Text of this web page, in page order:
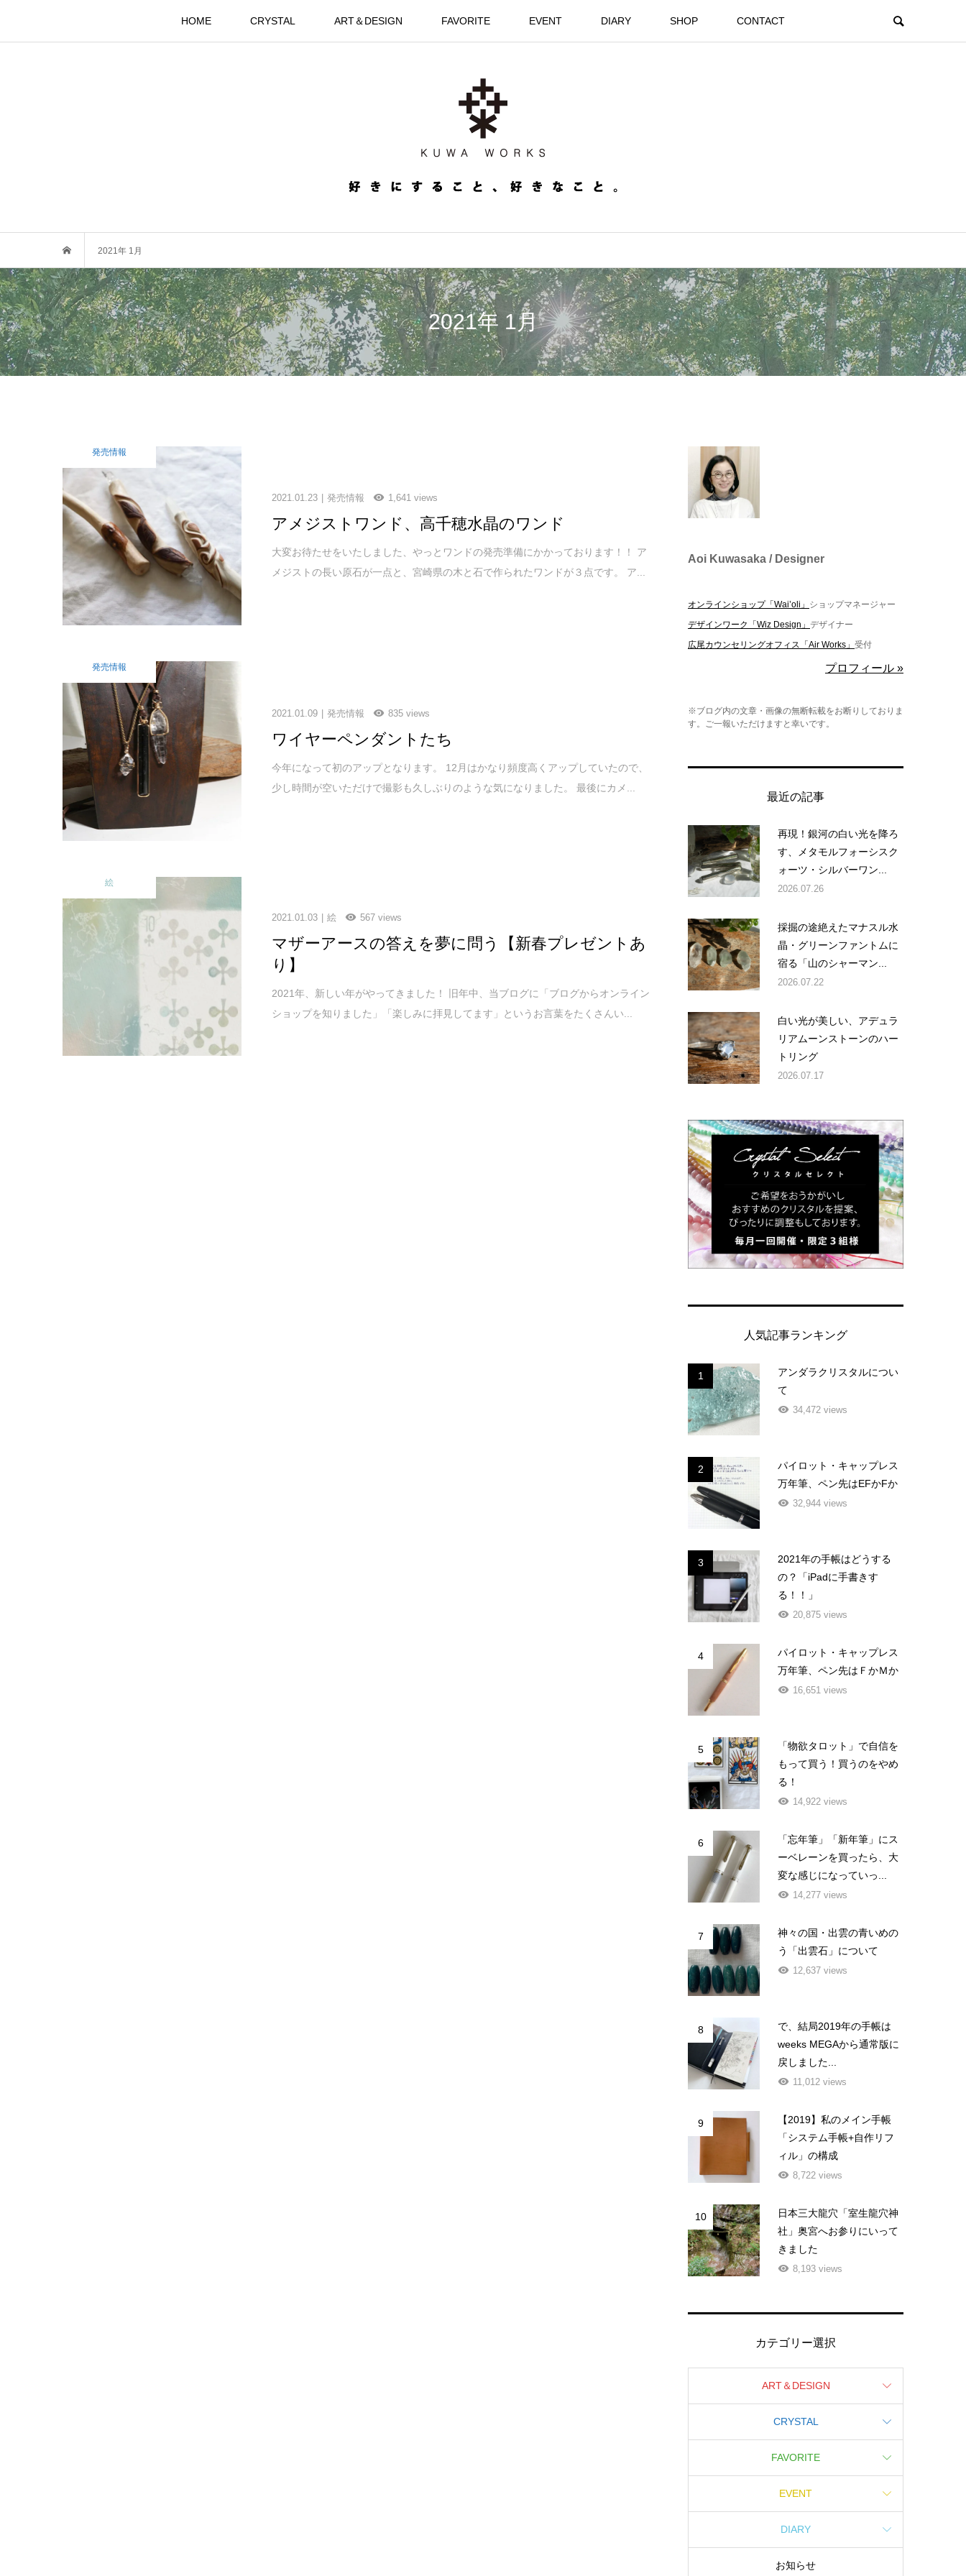
HOME CRYSTAL ART＆DESIGN FAVORITE EVENT DIARY SHOP CONTACT
2021年 1月
2021年 1月
発売情報
2021.01.23 発売情報 1,641 views
アメジストワンド、高千穂水晶のワンド
大変お待たせをいたしました、やっとワンドの発売準備にかかっております！！ ア
メジストの長い原石が一点と、宮崎県の木と石で作られたワンドが３点です。 ア...
発売情報
2021.01.09 発売情報 835 views
ワイヤーペンダントたち
今年になって初のアップとなります。 12月はかなり頻度高くアップしていたので、
少し時間が空いただけで撮影も久しぶりのような気になりました。 最後にカメ...
絵
2021.01.03 絵 567 views
マザーアースの答えを夢に問う【新春プレゼントあ
り】
2021年、新しい年がやってきました！ 旧年中、当ブログに「ブログからオンライン
ショップを知りました」「楽しみに拝見してます」というお言葉をたくさんい...
Aoi Kuwasaka / Designer
オンラインショップ「Wai’oli」 ショップマネージャー
デザインワーク「Wiz Design」 デザイナー
広尾カウンセリングオフィス「Air Works」 受付
プロフィール »
※ブログ内の文章・画像の無断転載をお断りしておりま
す。ご一報いただけますと幸いです。
最近の記事
再現！銀河の白い光を降ろ
す、メタモルフォーシスク
ォーツ・シルバーワン...
2026.07.26
採掘の途絶えたマナスル水
晶・グリーンファントムに
宿る「山のシャーマン...
2026.07.22
白い光が美しい、アデュラ
リアムーンストーンのハー
トリング
2026.07.17
人気記事ランキング
1
アンダラクリスタルについ
て
34,472 views
2
パイロット・キャップレス
万年筆、ペン先はEFかFか
32,944 views
3
2021年の手帳はどうする
の？「iPadに手書きす
る！！」
20,875 views
4
パイロット・キャップレス
万年筆、ペン先はＦかＭか
16,651 views
5
「物欲タロット」で自信を
もって買う！買うのをやめ
る！
14,922 views
6
「忘年筆」「新年筆」にス
ーベレーンを買ったら、大
変な感じになっていっ...
14,277 views
7
神々の国・出雲の青いめの
う「出雲石」について
12,637 views
8
で、結局2019年の手帳は
weeks MEGAから通常版に
戻しました...
11,012 views
9
【2019】私のメイン手帳
「システム手帳+自作リフ
ィル」の構成
8,722 views
10
日本三大龍穴「室生龍穴神
社」奥宮へお参りにいって
きました
8,193 views
カテゴリー選択
ART＆DESIGN
CRYSTAL
FAVORITE
EVENT
DIARY
お知らせ